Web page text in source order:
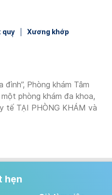
quỵ
Xương khớp
đình”, Phòng khám Tâm
phòng khám đa khoa,
tế TẠI PHÒNG KHÁM và
hẹn